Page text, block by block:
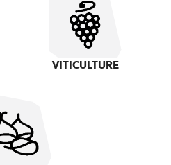
VITICULTURE